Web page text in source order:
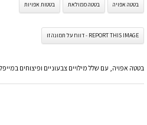
בטטה אפויה בטטה ממולאת בטטות אפויות
REPORT THIS IMAGE - דווח על תמונה זו
בטטה אפויה, עם שלל מילויים צבעוניים ופיצוחים